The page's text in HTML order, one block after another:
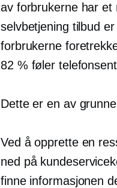
av forbrukerne har et
selvbetjening tilbud er
forbrukerne
82 % føler
Dette er en av
Ved å opprette en
ned på
finne informasjonen